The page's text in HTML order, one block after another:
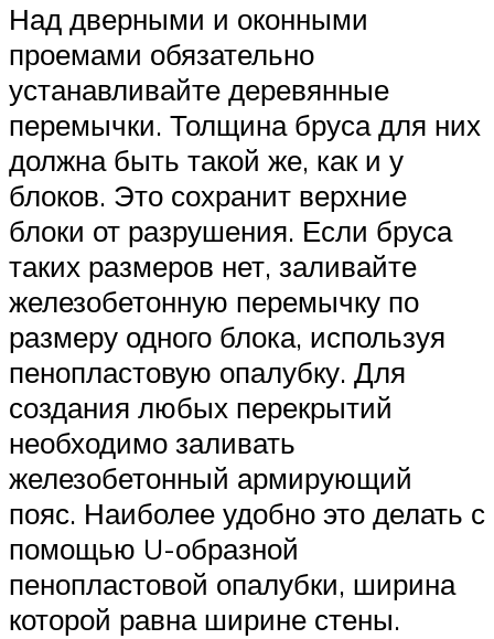
Над дверными и оконными
проемами обязательно
устанавливайте деревянные
перемычки. Толщина бруса для них
должна быть такой же, как и у
блоков. Это сохранит верхние
блоки от разрушения. Если бруса
таких размеров нет, заливайте
железобетонную перемычку по
размеру одного блока, используя
пенопластовую опалубку. Для
создания любых перекрытий
необходимо заливать
железобетонный армирующий
пояс. Наиболее удобно это делать с
помощью U-образной
пенопластовой опалубки, ширина
которой равна ширине стены.